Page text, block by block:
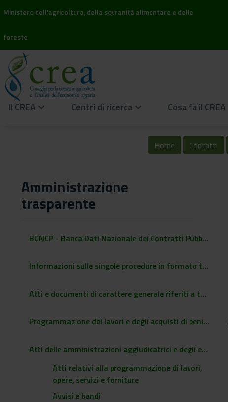
Ministero dell'agricoltura, della sovranità alimentare e delle
foreste
Il CREA keyboard_arrow_down Centri di ricerca keyboard_arrow_down Cosa fa il CREA
Home Contatti
Amministrazione
trasparente
BDNCP - Banca Dati Nazionale dei Contratti Pubblici
Informazioni sulle singole procedure in formato tabellare
Atti e documenti di carattere generale riferiti a tutte le procedure
Programmazione dei lavori e degli acquisti di beni e di servizi
Atti delle amministrazioni aggiudicatrici e degli enti aggiudicatori distintamente per ogni procedura di affidamento
Atti relativi alla programmazione di lavori,
opere, servizi e forniture
Avvisi e bandi